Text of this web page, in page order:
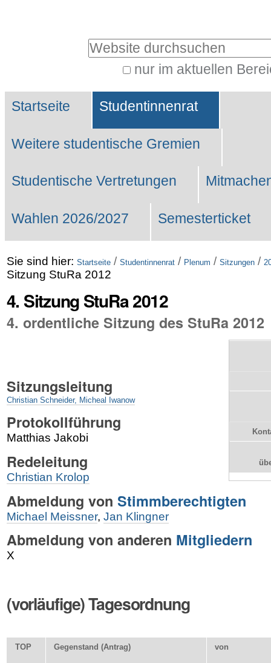
Website durchsuchen
nur im aktuellen
Suche…
Sektionen
Startseite Studentinnenrat
Weitere studentische Gremien
Studentische Vertretungen
Wahlen 2026/2027 Semesterticket
Sie sind hier: Startseite / Studentinnenrat / Plenum / Sitzungen /
Sitzung StuRa 2012
4. Sitzung StuRa 2012
4. ordentliche Sitzung des StuRa 2012
Sitzungsleitung
Christian Schneider, Micheal Iwanow
Protokollführung
Matthias Jakobi
Redeleitung
Christian Krolop
Abmeldung von Stimmberechtigten
Michael Meissner, Jan Klingner
Abmeldung von anderen Mitgliedern
X
(vorläufige) Tagesordnung
TOP Gegenstand (Antrag) von